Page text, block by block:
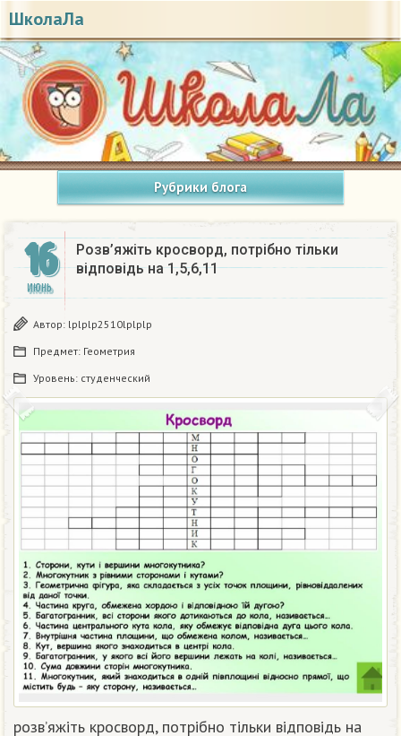
ШколаЛа
Рубрики блога
16
ИЮНЬ
Розв’яжіть кросворд, потрібно тільки
відповідь на 1,5,6,11​
Автор: lplplp2510lplplp
Предмет: Геометрия
Уровень: студенческий
розв’яжіть кросворд, потрібно тільки відповідь на